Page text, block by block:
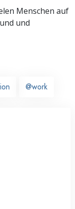
Menschen auf
und
@work